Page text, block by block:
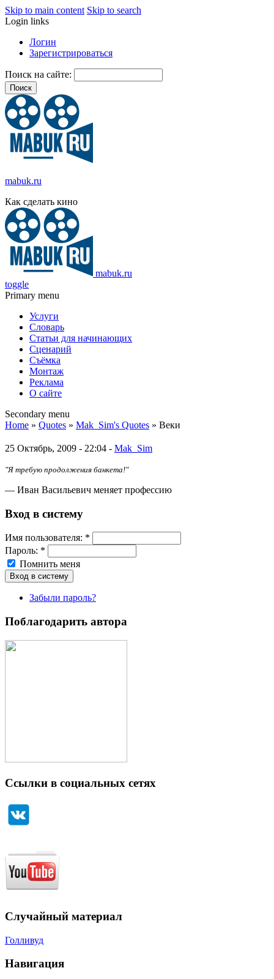
Skip to main content Skip to search
Login links
Логин
Зарегистрироваться
Поиск на сайте:
mabuk.ru
Как сделать кино
mabuk.ru
toggle
Primary menu
Услуги
Словарь
Статьи для начинающих
Сценарий
Съёмка
Монтаж
Реклама
О сайте
Secondary menu
Home » Quotes » Mak_Sim's Quotes » Веки
25 Октябрь, 2009 - 22:04 - Mak_Sim
"Я требую продолжения банкета!"
— Иван Васильевич меняет профессию
Вход в систему
Имя пoльзовaтeля: *
Пароль: *
Помнить меня
Забыли пароль?
Поблагодарить автора
Ссылки в социальных сетях
Случайный материал
Голливуд
Навигация